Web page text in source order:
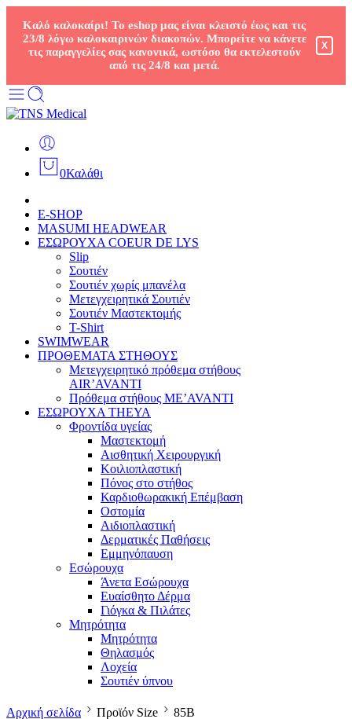
Καλό καλοκαίρι! Το eshop μας είναι κλειστό έως και τις
23/8 λόγω καλοκαιρινών διακοπών. Μπορείτε να κάνετε
τις παραγγελίες σας κανονικά, ωστόσο θα εκτελεστούν
από τις 24/8 και μετά.
X
0Καλάθι
E-SHOP
MASUMI HEADWEAR
ΕΣΩΡΟΥΧΑ COEUR DE LYS
Slip
Σουτιέν
Σουτιέν χωρίς μπανέλα
Μετεγχειρητικά Σουτιέν
Σουτιέν Μαστεκτομής
T-Shirt
SWIMWEAR
ΠΡΟΘΕΜΑΤΑ ΣΤΗΘΟΥΣ
Μετεγχειρητικό πρόθεμα στήθους
AIR’AVANTI
Πρόθεμα στήθους ME’AVANTI
ΕΣΩΡΟΥΧΑ THEYA
Φροντίδα υγείας
Μαστεκτομή
Αισθητική Χειρουργική
Κοιλιοπλαστική
Πόνος στο στήθος
Καρδιοθωρακική Επέμβαση
Οστομία
Αιδιοπλαστική
Δερματικές Παθήσεις
Εμμηνόπαυση
Εσώρουχα
Άνετα Εσώρουχα
Ευαίσθητο Δέρμα
Γιόγκα & Πιλάτες
Μητρότητα
Μητρότητα
Θηλασμός
Λοχεία
Σουτιέν ύπνου
Αρχική σελίδα Προϊόν Size
85B